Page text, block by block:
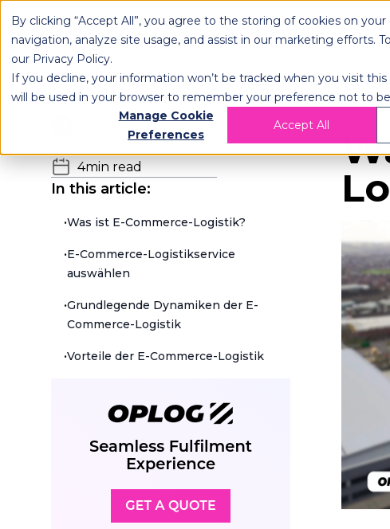
By clicking “Accept All”, you agree to the storing of cookies on
navigation, analyze site usage, and assist in our marketing efforts.
our Privacy Policy.
If you decline, your information won’t be tracked when you visit
will be used in your browser to remember your preference not to
Manage Cookie
Preferences
Accept All
OPLOG
Home
Team OPLOG
4min read
In this article:
•Was ist E-Commerce-Logistik?
•E-Commerce-Logistikservice
auswählen
•Grundlegende Dynamiken der E-
Commerce-Logistik
•Vorteile der E-Commerce-Logistik